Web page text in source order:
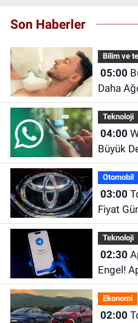
Son Haberler
Bilim ve
05:00
Daha
Foto
Edilenler
Teknoloji
04:00
Büyük
Otomobil
03:00
Fiyat
RAV4
Oldu
Teknoloji
02:30
Engel!
Süre
Ekonomi
02:00